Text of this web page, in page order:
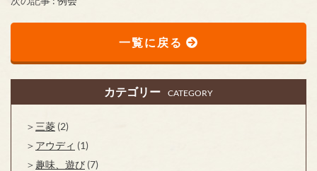
一覧に戻る
カテゴリー CATEGORY
三菱 (2)
アウディ (1)
趣味、遊び (7)